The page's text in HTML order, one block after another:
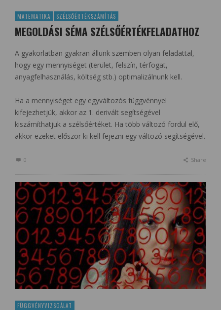
MATEMATIKA SZÉLSŐÉRTÉKSZÁMÍTÁS
MEGOLDÁSI SÉMA SZÉLSŐÉRTÉKFELADATHOZ
A gyakorlatban gyakran állunk szemben olyan feladattal,
hogy egy mennyiséget (terület, felszín, térfogat,
anyagfelhasználás, költség stb.) optimalizálnunk kell.
Ha a mennyiséget egy egyváltozós függvénnyel
kifejezhetjük, akkor az 1. derivált segítségével
kiszámíthatjuk a szélsőértéket. Ha több változó fordul elő,
akkor ezeket először ki kell fejezni egy változó segítségével.
0 Share
FÜGGVÉNYVIZSGÁLAT